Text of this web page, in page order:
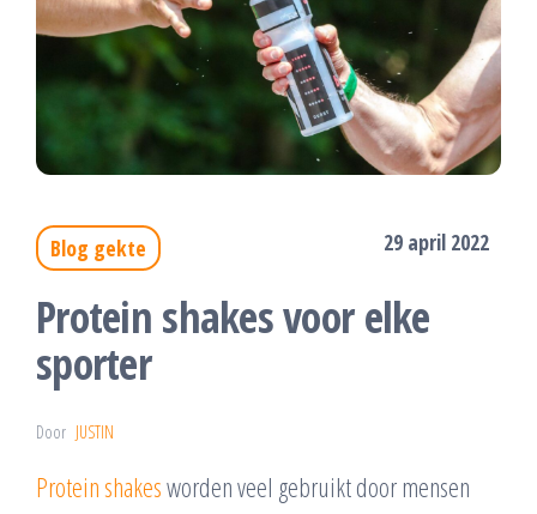
Blog gekte 29 april 2022
Protein shakes voor elke
sporter
Door JUSTIN
Protein shakesworden veel gebruikt door mensen